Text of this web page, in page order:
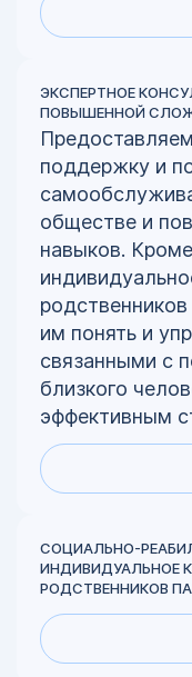
ЭКСПЕРТНОЕ
ПОВЫШЕННОЙ
поддержку и
обществе и
навыков.
им понять и
связанными с
близкого
эффективным
СОЦИАЛЬНО-
ИНДИВИДУАЛЬНОЕ
РОДСТВЕННИКОВ